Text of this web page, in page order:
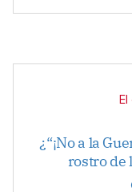
¿“¡No a la
rostro de